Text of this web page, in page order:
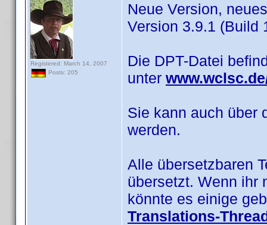
Registered: March 14, 2007
Posts: 205
Neue Version,
Version 3.9.1 (Build
Die DPT-Datei
unter
Sie kann auch über
werden.
Alle übersetzbaren
übersetzt. Wenn ihr
könnte es einige
Translations-